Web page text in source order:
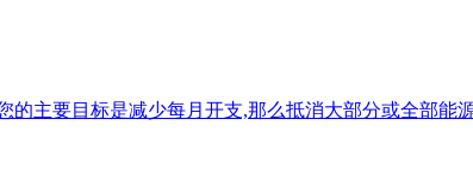
主要目标是减少每月开支,那么抵消大部分或全部能